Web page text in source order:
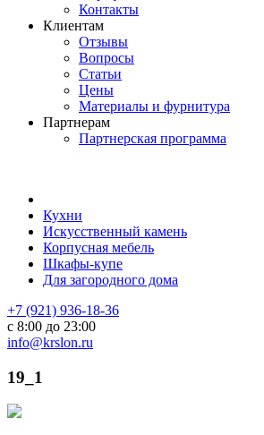
Контакты
Клиентам
Отзывы
Вопросы
Статьи
Цены
Материалы и фурнитура
Партнерам
Партнерская программа
Кухни
Искусственный камень
Корпусная мебель
Шкафы-купе
Для загородного дома
+7 (921) 936-18-36
с 8:00 до 23:00
info@krslon.ru
19_1